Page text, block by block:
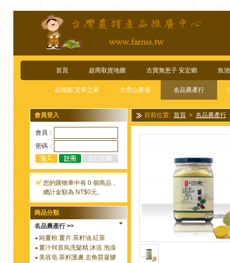
首頁 超商取貨地圖 古寶無患子 安定鄉 魚
花壇鄉 艾草之家 大雪山農場 名品農產行
會員登入
會員：
密碼：
您的購物車中有 0 個商品，
總計金額為 NT$0元。
商品分類
名品農產行 >>
純薑粉.薑片.茶籽油.紅茶
薑汁何首烏洗髮精.沐浴.泡澡
美容皂.茶籽護膚.去角質凝膠
目前位置: 首頁 > 名品農產行